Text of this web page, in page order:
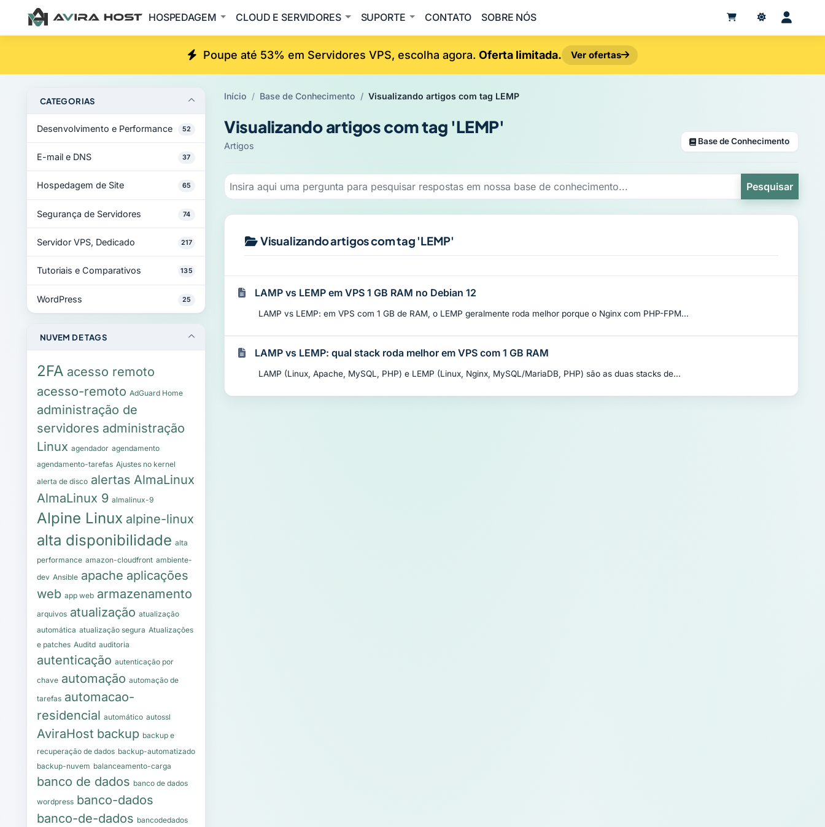
HOSPEDAGEM CLOUD E SERVIDORES SUPORTE CONTATO SOBRE NÓS
Poupe até 53% em Servidores VPS, escolha agora.Oferta limitada. Ver ofertas
CATEGORIAS
Desenvolvimento e Performance 52
E-mail e DNS 37
Hospedagem de Site 65
Segurança de Servidores 74
Servidor VPS, Dedicado 217
Tutoriais e Comparativos 135
WordPress 25
NUVEM DE TAGS
2FA acesso remoto
acesso-remoto AdGuard Home
administração de
servidores administração
Linux agendador agendamento
agendamento-tarefas Ajustes no kernel
alerta de disco alertas AlmaLinux
AlmaLinux 9 almalinux-9
Alpine Linux alpine-linux
alta disponibilidade alta
performance amazon-cloudfront ambiente-
dev Ansible apache aplicações
web app web armazenamento
arquivos atualização atualização
automática atualização segura Atualizações
e patches Auditd auditoria
autenticação autenticação por
chave automação automação de
tarefas automacao-
residencial automático autossl
AviraHost backup backup e
recuperação de dados backup-automatizado
backup-nuvem balanceamento-carga
banco de dados banco de dados
wordpress banco-dados
banco-de-dados bancodedados
Início Base de Conhecimento Visualizando artigos com tag LEMP
Visualizando artigos com tag 'LEMP'
Artigos Base de Conhecimento
Pesquisar
Visualizando artigos com tag 'LEMP'
LAMP vs LEMP em VPS 1 GB RAM no Debian 12
LAMP vs LEMP: em VPS com 1 GB de RAM, o LEMP geralmente roda melhor porque o Nginx com PHP-FPM...
LAMP vs LEMP: qual stack roda melhor em VPS com 1 GB RAM
LAMP (Linux, Apache, MySQL, PHP) e LEMP (Linux, Nginx, MySQL/MariaDB, PHP) são as duas stacks de...